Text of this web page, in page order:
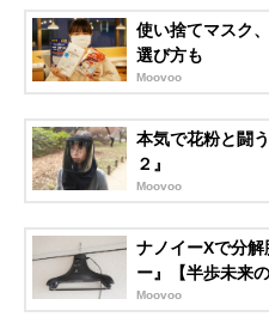
使い捨てマスク
選び方も
Moovoo
本気で花粉と闘
２』
Moovoo
ナノイーXで分
ー』【半歩未来
Moovoo